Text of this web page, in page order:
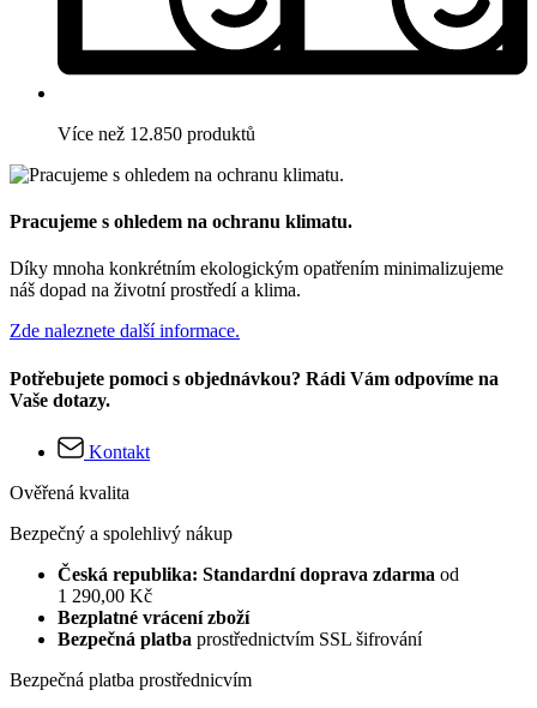
Více než 12.850 produktů
Pracujeme s ohledem na ochranu klimatu.
Díky mnoha konkrétním ekologickým opatřením minimalizujeme
náš dopad na životní prostředí a klima.
Zde naleznete další informace.
Potřebujete pomoci s objednávkou? Rádi Vám odpovíme na
Vaše dotazy.
Kontakt
Ověřená kvalita
Bezpečný a spolehlivý nákup
Česká republika: Standardní doprava zdarma od
1 290,00 Kč
Bezplatné vrácení zboží
Bezpečná platba prostřednictvím SSL šifrování
Bezpečná platba prostřednicvím